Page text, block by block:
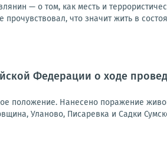
— о том, как месть и
что значит жить в
Федерации о ходе
положение. Нанесено поражение
Уланово, Писаревка и Садки